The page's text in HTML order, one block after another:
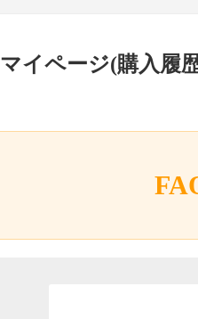
マイページ(購入履